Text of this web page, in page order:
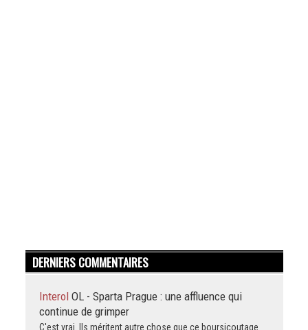
DERNIERS COMMENTAIRES
Interol OL - Sparta Prague : une affluence qui
continue de grimper
C'est vrai. Ils méritent autre chose que ce boursicoutage